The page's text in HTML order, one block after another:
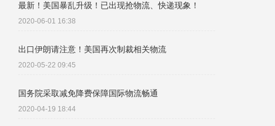
最新！美国暴乱升级！已出现抢物流、快递现象！
2020-06-01 16:38
出口伊朗请注意！美国再次制裁相关物流
2020-05-22 09:45
国务院采取减免降费保障国际物流畅通
2020-04-19 18:44